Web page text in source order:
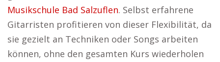
Musikschule Bad Salzuflen. Selbst erfahrene
Gitarristen profitieren von dieser Flexibilität, da
sie gezielt an Techniken oder Songs arbeiten
können, ohne den gesamten Kurs wiederholen